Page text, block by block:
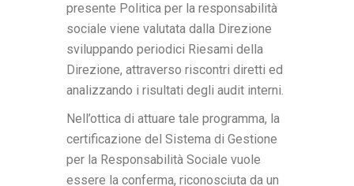
presente Politica per la responsabilità
sociale viene valutata dalla Direzione
sviluppando periodici Riesami della
Direzione, attraverso riscontri diretti ed
analizzando i risultati degli audit interni.
Nell’ottica di attuare tale programma, la
certificazione del Sistema di Gestione
per la Responsabilità Sociale vuole
essere la conferma, riconosciuta da un